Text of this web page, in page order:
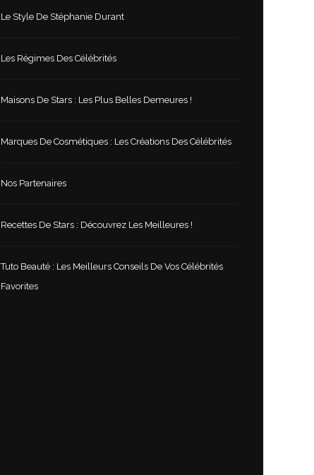
Le Style De Stéphanie Durant
Les Régimes Des Célébrités
Maisons De Stars : Les Plus Belles Demeures !
Marques De Cosmétiques : Les Créations Des Célébrités
Nos Partenaires
Recettes De Stars : Découvrez Les Meilleures !
Tuto Beauté : Les Meilleurs Conseils De Vos Célébrités
Favorites